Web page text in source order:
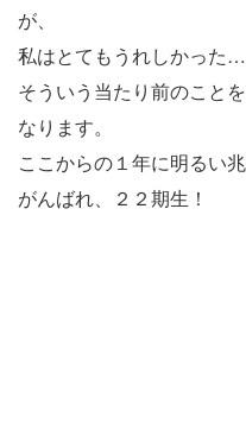
が、
私はとてもうれしかった…
そういう当たり前のこと
なります。
ここからの１年に明るい
がんばれ、２２期生！